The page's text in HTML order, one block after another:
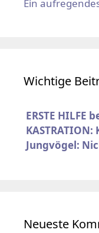
Ein
Wichtige
ERSTE HILFE
Jungvögel:
Neueste